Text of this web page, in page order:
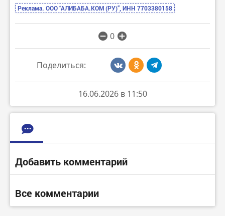
Реклама. ООО “АЛИБАБА.КОМ (РУ)”, ИНН 7703380158
0
Поделиться:
16.06.2026 в 11:50
Добавить комментарий
Все комментарии